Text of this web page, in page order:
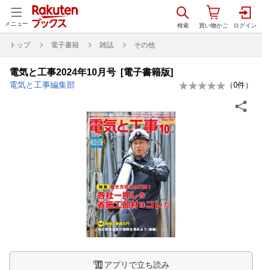
メニュー
トップ 電子書籍 雑誌 その他
電気と工事2024年10月号 [電子書籍版]
電気と工事編集部 （0件）
アプリで立ち読み